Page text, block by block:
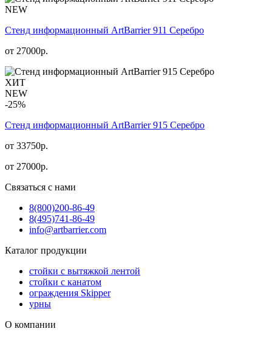
NEW
Стенд информационный АrtBarrier 911 Серебро
от 27000р.
ХИТ
NEW
-25%
Стенд информационный АrtBarrier 915 Серебро
от 33750р.
от 27000р.
Связаться с нами
8(800)200-86-49
8(495)741-86-49
info@artbarrier.com
Каталог продукции
стойки с вытяжкой лентой
стойки с канатом
ограждения Skipper
урны
О компании